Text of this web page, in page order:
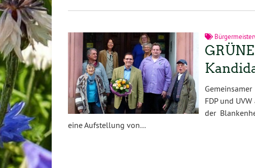
FDP und
der
eine Aufstellung von…